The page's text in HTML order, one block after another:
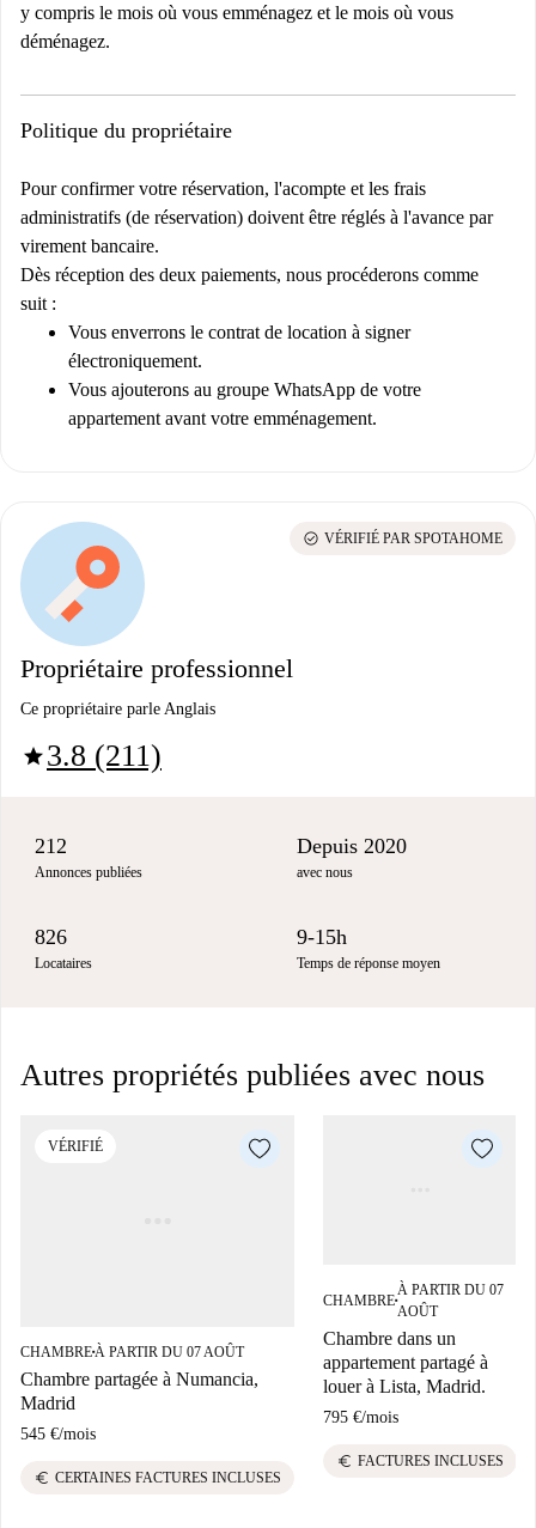
y compris le mois où vous emménagez et le mois où vous
déménagez.
Politique du propriétaire
Pour confirmer votre réservation, l'acompte et les frais
administratifs (de réservation) doivent être réglés à l'avance par
virement bancaire.
Dès réception des deux paiements, nous procéderons comme
suit :
Vous enverrons le contrat de location à signer
électroniquement.
Vous ajouterons au groupe WhatsApp de votre
appartement avant votre emménagement.
Propriétaire professionnel
Ce propriétaire parle Anglais
star3.8 (211)
check_circle VÉRIFIÉ PAR SPOTAHOME
212
Annonces publiées
Depuis 2020
avec nous
826
Locataires
9-15h
Temps de réponse moyen
Autres propriétés publiées avec nous
VÉRIFIÉ
CHAMBRE■À PARTIR DU 07 AOÛT
Chambre partagée à Numancia,
Madrid
545 €/mois
euro CERTAINES FACTURES INCLUSES
CHAMBRE■
À PARTIR DU 07
AOÛT
Chambre dans un
appartement partagé à
louer à Lista, Madrid.
795 €/mois
euro FACTURES INCLUSES